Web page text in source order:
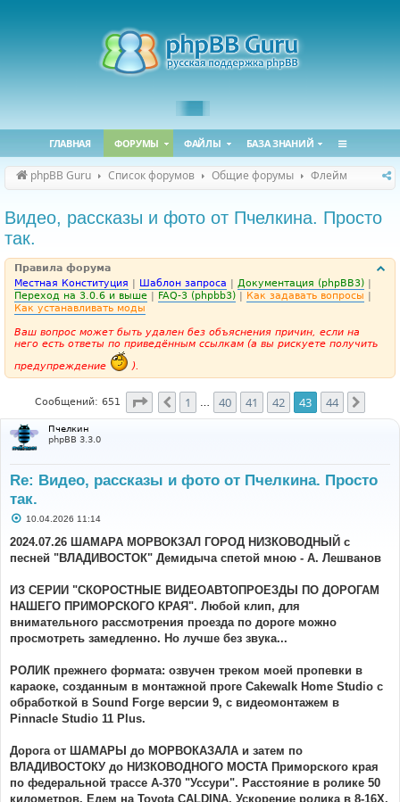
ГЛАВНАЯ ФОРУМЫ ФАЙЛЫ БАЗА ЗНАНИЙ
phpBB Guru Список форумов Общие форумы Флейм
Видео, рассказы и фото от Пчелкина. Просто
так.
Правила форума
Местная Конституция | Шаблон запроса | Документация (phpBB3) |
Переход на 3.0.6 и выше | FAQ-3 (phpbb3) | Как задавать вопросы |
Как устанавливать моды
Ваш вопрос может быть удален без объяснения причин, если на
него есть ответы по приведённым ссылкам (а вы рискуете получить
предупреждение
).
Сообщений: 651 Страница43 из 44
Пред.
1 40 41 42 43 44
Пчелкин
phpBB 3.3.0
Re: Видео, рассказы и фото от Пчелкина. Просто
так.
С
о
б
щ
и
е
10.04.2026 11:14
2024.07.26 ШАМАРА МОРВОКЗАЛ ГОРОД НИЗКОВОДНЫЙ с
песней "ВЛАДИВОСТОК" Демидыча спетой мною - А. Лешванов
ИЗ СЕРИИ "СКОРОСТНЫЕ ВИДЕОАВТОПРОЕЗДЫ ПО ДОРОГАМ
НАШЕГО ПРИМОРСКОГО КРАЯ". Любой клип, для
внимательного рассмотрения проезда по дороге можно
просмотреть замедленно. Но лучше без звука...
РОЛИК прежнего формата: озвучен треком моей пропевки в
караоке, созданным в монтажной проге Cakewalk Home Studio с
обработкой в Sound Forge версии 9, с видеомонтажем в
Pinnacle Studio 11 Plus.
Дорога от ШАМАРЫ до МОРВОКАЗАЛА и затем по
ВЛАДИВОСТОКУ до НИЗКОВОДНОГО МОСТА Приморского края
по федеральной трассе А-370 "Уссури". Расстояние в ролике 50
километров. Едем на Toyota CALDINA. Ускорение ролика в 8-16Х.